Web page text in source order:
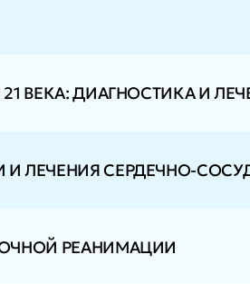
ВЕКА: ДИАГНОСТИКА И
ЛЕЧЕНИЯ СЕРДЕЧНО-
РЕАНИМАЦИИ